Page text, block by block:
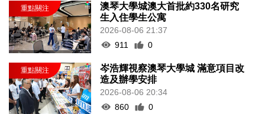
澳琴大學城澳大首批約330名研究
生入住學生公寓
2026-08-06 21:37
911
0
岑浩輝視察澳琴大學城 滿意項目改
造及辦學安排
2026-08-06 20:34
860
0